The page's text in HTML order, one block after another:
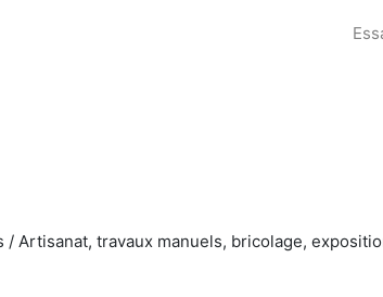
Artisanat, travaux manuels, bricolage,